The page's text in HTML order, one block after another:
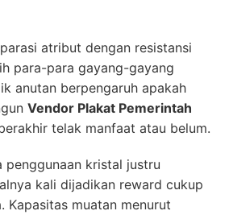
atribut dengan resistansi
para-para gayang-gayang
anutan berpengaruh apakah
Vendor Plakat Pemerintah
telak manfaat atau belum.
penggunaan kristal justru
kali dijadikan reward cukup
Kapasitas muatan menurut